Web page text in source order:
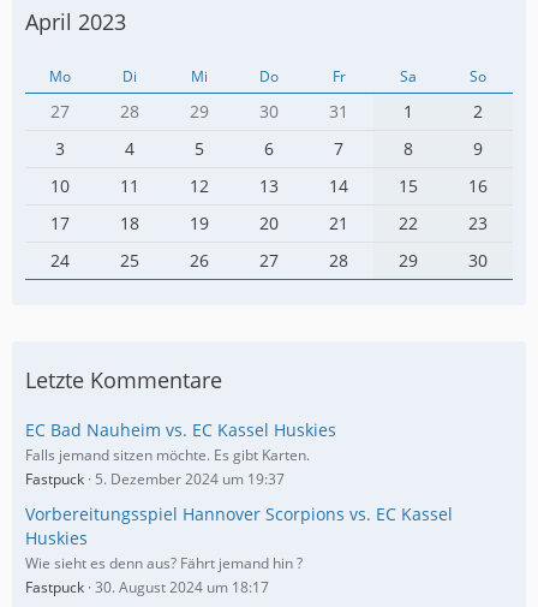
April 2023
Mo Di Mi Do Fr Sa So
27 28 29 30 31 1
2
3
4 5 6 7 8
9
10
11 12 13 14 15
16
17
18 19 20 21 22
23
24
25 26 27 28 29 30
Letzte Kommentare
EC Bad Nauheim vs. EC Kassel Huskies
Falls jemand sitzen möchte. Es gibt Karten.
Fastpuck 5. Dezember 2024 um 19:37
Vorbereitungsspiel Hannover Scorpions vs. EC Kassel
Huskies
Wie sieht es denn aus? Fährt jemand hin ?
Fastpuck 30. August 2024 um 18:17